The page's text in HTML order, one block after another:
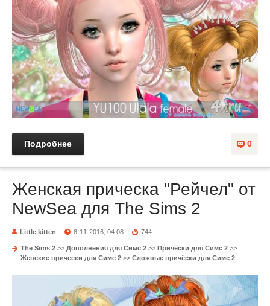
0
Подробнее
Женская прическа "Рейчел" от
NewSea для The Sims 2
Little kitten 8-11-2016, 04:08 744
The Sims 2 >> Дополнения для Симс 2 >> Прически для Симс 2 >>
Женские прически для Симс 2 >> Сложные причёски для Симс 2